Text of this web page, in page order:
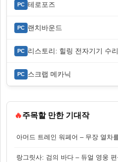
PC 테로포즈
PC 랜치바운드
PC 리스토리: 힐링 전자기기 수리
PC 스크랩 메카닉
🔥주목할 만한 기대작